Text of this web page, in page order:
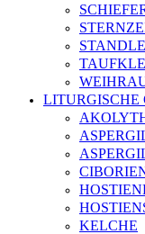
LITURGISCHE
KELCHE